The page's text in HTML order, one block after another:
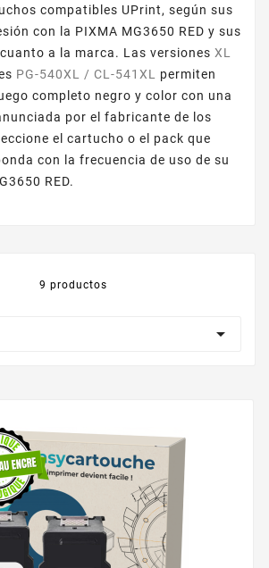
compatibles UPrint, según sus
con la PIXMA MG3650 RED y sus
a la marca. Las versiones XL
PG-540XL / CL-541XL
permiten
completo negro y color con una
por el fabricante de los
el cartucho o el pack que
con la frecuencia de uso de su
RED.
9 productos
